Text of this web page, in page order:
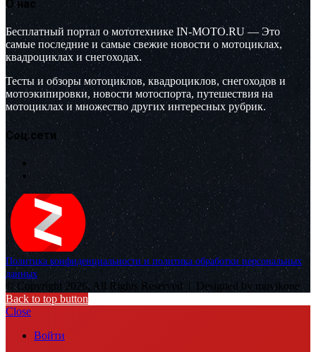
О нас
Бесплатный портал о мототехнике IN-MOTO.RU — Это
самые последние и самые свежие новости о мотоциклах,
квадроциклах и снегоходах.
Тесты и обзоры мотоциклов, квадроциклов, снегоходов и
мотоэкипировки, новости мотоспорта, путешествия на
мотоциклах и множество других интересных рубрик.
Соц.сети
Политика конфиденциальности и политика обработки персональных
данных
© Copyright 2026, All Rights Reserved |
Designed by muvikone
Back to top button
Close
Войти